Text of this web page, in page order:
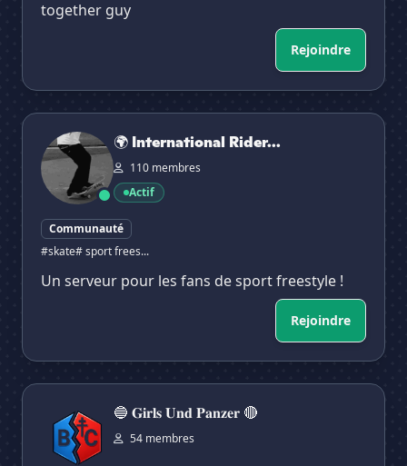
together guy
Rejoindre
🌍 International Riders 🌍
🌍 International Rider...
110 membres
Actif
Communauté
#skate# sport frees...
Un serveur pour les fans de sport freestyle !
Rejoindre
🔵 𝐆𝐢𝐫𝐥𝐬 𝐔𝐧𝐝 𝐏𝐚𝐧𝐳𝐞𝐫 🔴
🔵 𝐆𝐢𝐫𝐥𝐬 𝐔𝐧𝐝 𝐏𝐚𝐧𝐳𝐞𝐫 🔴
54 membres